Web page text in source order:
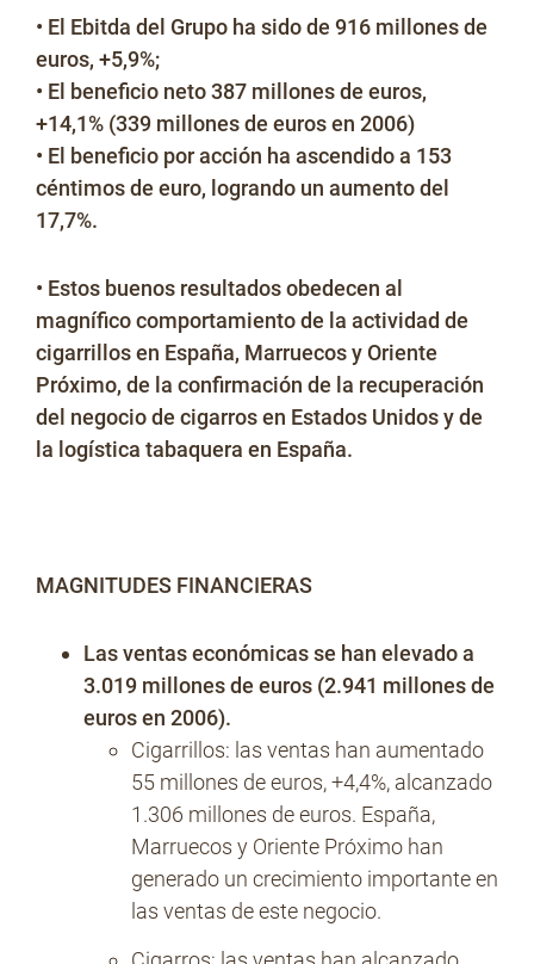
Prensa
Contacto
• El Ebitda del Grupo ha sido de 916 millones de
euros, +5,9%;
• El beneficio neto 387 millones de euros,
+14,1% (339 millones de euros en 2006)
• El beneficio por acción ha ascendido a 153
céntimos de euro, logrando un aumento del
17,7%.
• Estos buenos resultados obedecen al
magnífico comportamiento de la actividad de
cigarrillos en España, Marruecos y Oriente
Próximo, de la confirmación de la recuperación
del negocio de cigarros en Estados Unidos y de
la logística tabaquera en España.
MAGNITUDES FINANCIERAS
Las ventas económicas se han elevado a
3.019 millones de euros (2.941 millones de
euros en 2006).
Cigarrillos: las ventas han aumentado
55 millones de euros, +4,4%, alcanzado
1.306 millones de euros. España,
Marruecos y Oriente Próximo han
generado un crecimiento importante en
las ventas de este negocio.